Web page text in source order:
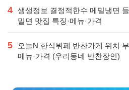
4 생생정보 결정적한수 메밀냉면
밀면 맛집 특징·메뉴·가격
5
오늘N 한식뷔페 반찬가게 위치
메뉴·가격 (우리동네 반찬장인)